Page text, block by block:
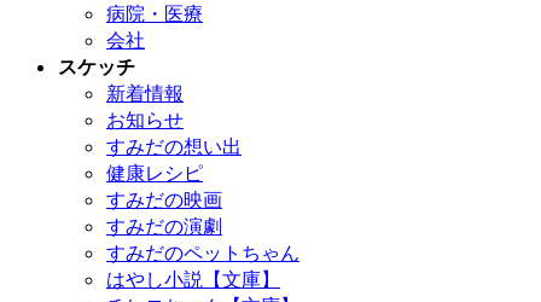
病院・医療
会社
スケッチ
新着情報
お知らせ
すみだの想い出
健康レシピ
すみだの映画
すみだの演劇
すみだのペットちゃん
はやし小説【文庫】